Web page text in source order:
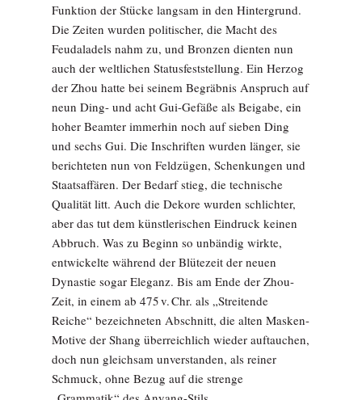
Funktion der Stücke langsam in den Hintergrund.
Die Zeiten wurden politischer, die Macht des
Feudaladels nahm zu, und Bronzen dienten nun
auch der weltlichen Statusfeststellung. Ein Herzog
der Zhou hatte bei seinem Begräbnis Anspruch auf
neun Ding- und acht Gui-Gefäße als Beigabe, ein
hoher Beamter immerhin noch auf sieben Ding
und sechs Gui. Die Inschriften wurden länger, sie
berichteten nun von Feldzügen, Schenkungen und
Staatsaffären. Der Bedarf stieg, die technische
Qualität litt. Auch die Dekore wurden schlichter,
aber das tut dem künstlerischen Eindruck keinen
Abbruch. Was zu Beginn so unbändig wirkte,
entwickelte während der Blütezeit der neuen
Dynastie sogar Eleganz. Bis am Ende der Zhou-
Zeit, in einem ab 475 v. Chr. als „Streitende
Reiche“ bezeichneten Abschnitt, die alten Masken-
Motive der Shang überreichlich wieder auftauchen,
doch nun gleichsam unverstanden, als reiner
Schmuck, ohne Bezug auf die strenge